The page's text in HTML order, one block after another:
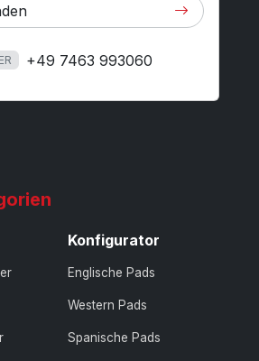
+49 7463 993060
Konfigurator
Englische Pads
Western Pads
Spanische Pads